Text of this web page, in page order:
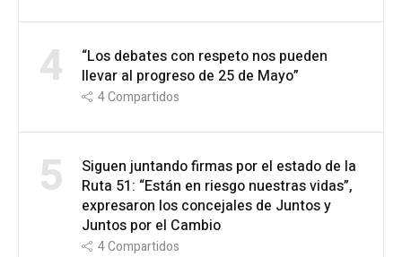
4
“Los debates con respeto nos pueden
llevar al progreso de 25 de Mayo”
4Compartidos
5
Siguen juntando firmas por el estado de la
Ruta 51: “Están en riesgo nuestras vidas”,
expresaron los concejales de Juntos y
Juntos por el Cambio
4Compartidos